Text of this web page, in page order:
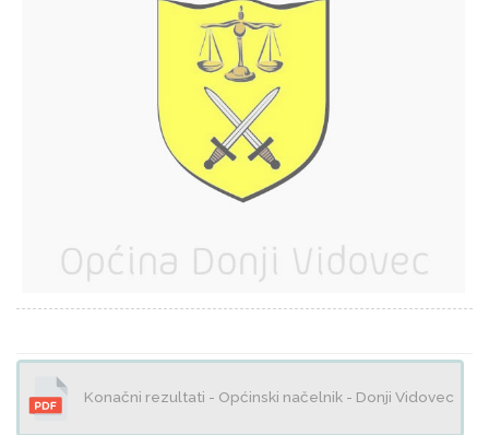
Konačni rezultati - Općinski načelnik - Donji Vidovec